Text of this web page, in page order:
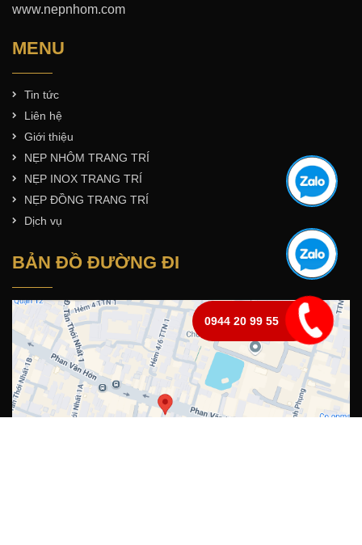
www.nepnhom.com
MENU
Tin tức
Liên hệ
Giới thiệu
NẸP NHÔM TRANG TRÍ
NẸP INOX TRANG TRÍ
NẸP ĐỒNG TRANG TRÍ
Dịch vụ
BẢN ĐỒ ĐƯỜNG ĐI
0944 20 99 55